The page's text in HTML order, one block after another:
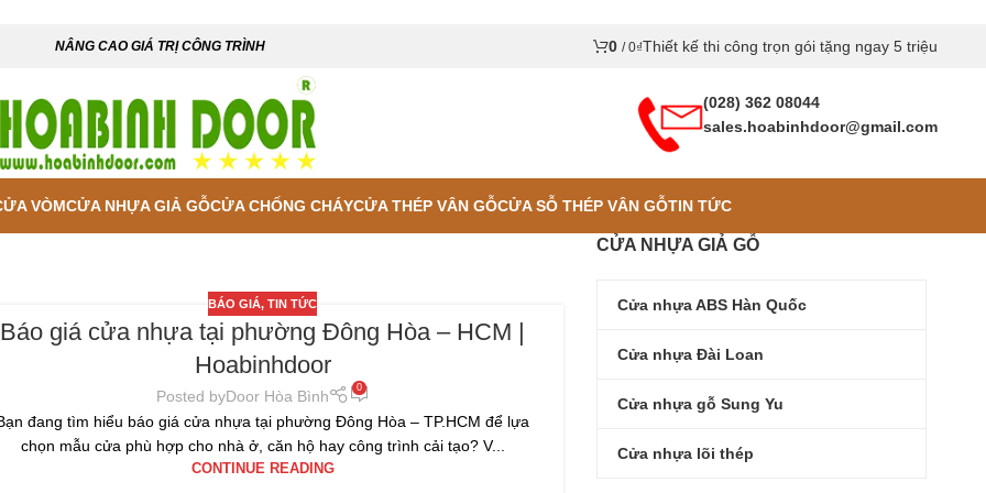
NÂNG CAO GIÁ TRỊ CÔNG TRÌNH 0 / 0₫Thiết kế thi công trọn gói tặng ngay 5 triệu
(028) 362 08044
sales.hoabinhdoor@gmail.com
VÒMCỬA NHỰA GIẢ GỖCỬA CHỐNG CHÁYCỬA THÉP VÂN GỖCỬA SỖ THÉP VÂN GỖTIN TỨC
BÁO GIÁ, TIN TỨC
Báo giá cửa nhựa tại phường Đông Hòa – HCM |
Hoabinhdoor
Posted byDoor Hòa Bình 0
đang tìm hiểu báo giá cửa nhựa tại phường Đông Hòa – TP.HCM để lựa
chọn mẫu cửa phù hợp cho nhà ở, căn hộ hay công trình cải tạo? V...
CONTINUE READING
CỬA NHỰA GIẢ GỖ
Cửa nhựa ABS Hàn Quốc
Cửa nhựa Đài Loan
Cửa nhựa gỗ Sung Yu
Cửa nhựa lõi thép